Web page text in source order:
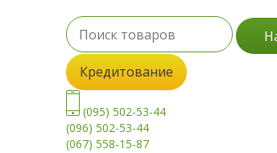
Кредитование
(095) 502-53-44
(096) 502-53-44
(067) 558-15-87